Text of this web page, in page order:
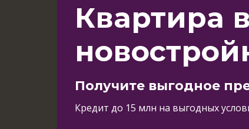
Квартира в
Получите выгодное
Кредит до 15 млн на выгодных